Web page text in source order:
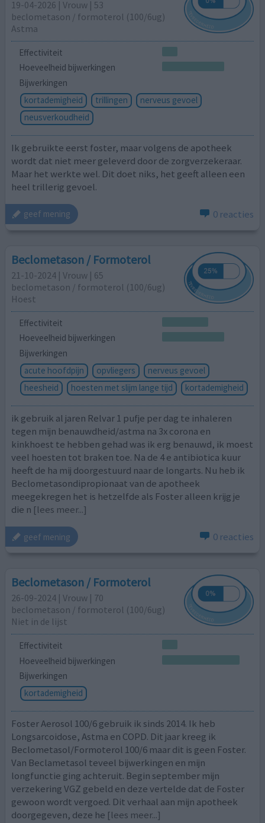
19-04-2026 | Vrouw | 53
beclometason / formoterol (100/6ug)
Astma
Effectiviteit
Hoeveelheid bijwerkingen
Bijwerkingen
kortademigheid
trillingen
nerveus gevoel
neusverkoudheid
Ik gebruikte eerst foster, maar volgens de apotheek
wordt dat niet meer geleverd door de zorgverzekeraar.
Maar het werkte wel. Dit doet niks, het geeft alleen een
heel trillerig gevoel.
geef mening 0 reacties
Beclometason / Formoterol
21-10-2024 | Vrouw | 65
beclometason / formoterol (100/6ug)
Hoest
Effectiviteit
Hoeveelheid bijwerkingen
Bijwerkingen
acute hoofdpijn
opvliegers
nerveus gevoel
heesheid
hoesten met slijm lange tijd kortademigheid
ik gebruik al jaren Relvar 1 pufje per dag te inhaleren
tegen mijn benauwdheid/astma na 3x corona en
kinkhoest te hebben gehad was ik erg benauwd, ik moest
veel hoesten tot braken toe. Na de 4 e antibiotica kuur
heeft de ha mij doorgestuurd naar de longarts. Nu heb ik
Beclometasondipropionaat van de apotheek
meegekregen het is hetzelfde als Foster alleen krijg je
die n [lees meer...]
geef mening 0 reacties
Beclometason / Formoterol
26-09-2024 | Vrouw | 70
beclometason / formoterol (100/6ug)
Niet in de lijst
Effectiviteit
Hoeveelheid bijwerkingen
Bijwerkingen
kortademigheid
Foster Aerosol 100/6 gebruik ik sinds 2014. Ik heb
Longsarcoidose, Astma en COPD. Dit jaar kreeg ik
Beclometasol/Formoterol 100/6 maar dit is geen Foster.
Van Beclametasol teveel bijwerkingen en mijn
longfunctie ging achteruit. Begin september mijn
verzekering VGZ gebeld en deze vertelde dat de Foster
gewoon wordt vergoed. Dit verhaal aan mijn apotheek
doorgegeven, deze he [lees meer...]